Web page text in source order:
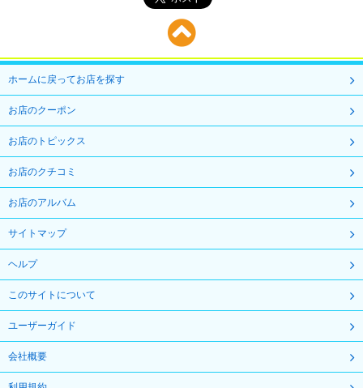
ホームに戻ってお店を探す
お店のクーポン
お店のトピックス
お店のクチコミ
お店のアルバム
サイトマップ
ヘルプ
このサイトについて
ユーザーガイド
会社概要